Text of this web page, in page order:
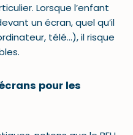
Lorsque l’enfant
un écran, quel qu’il
télé…), il risque
pour les